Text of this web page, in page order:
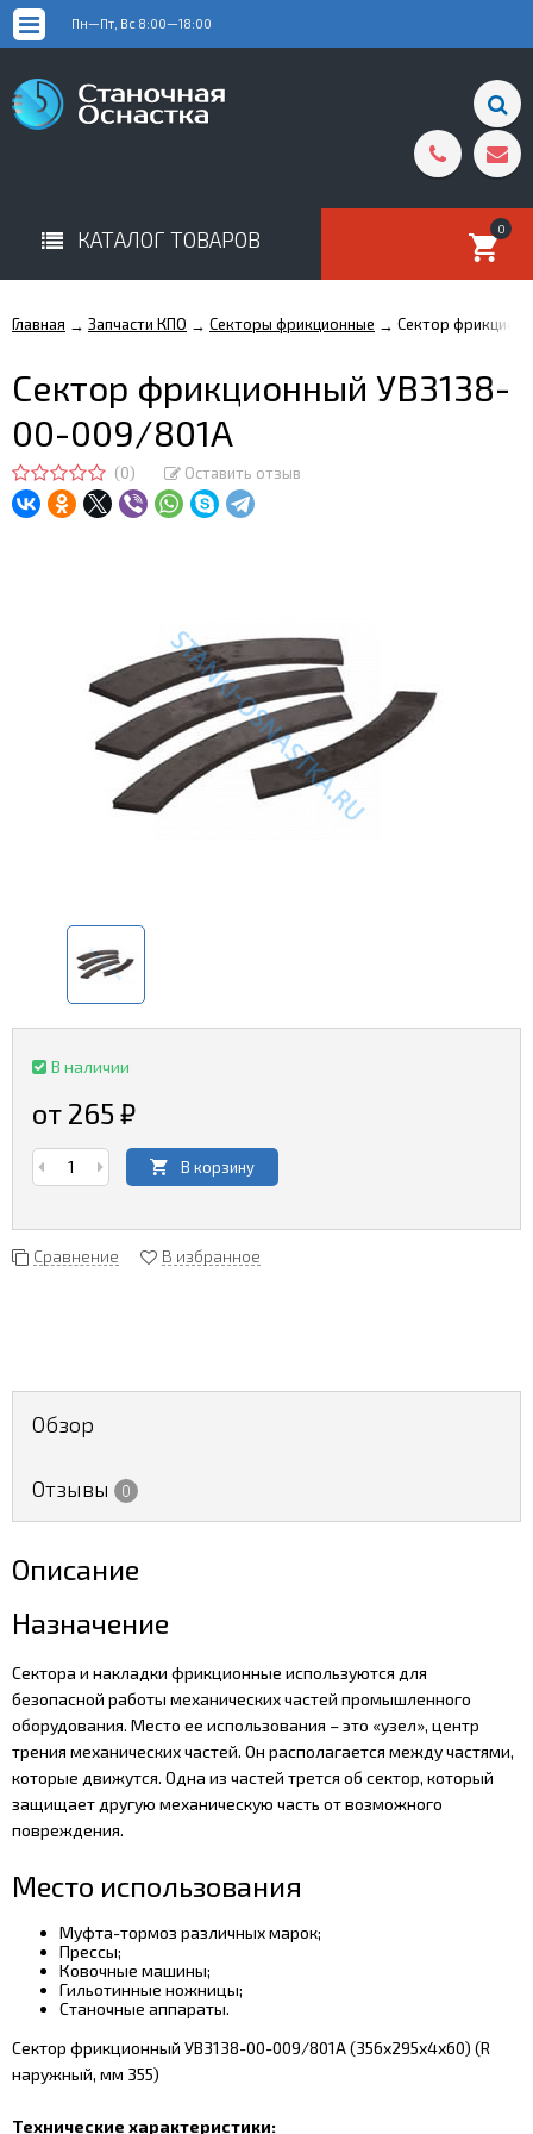
Пн—Пт, Вс 8:00—18:00
КАТАЛОГ ТОВАРОВ 0
Главная → Запчасти КПО → Секторы фрикционные → Сектор
Сектор фрикционный УВ3138-
00-009/801А
(0) Оставить отзыв
В наличии
от 265 ₽
В корзину
Сравнение В избранное
Обзор
Отзывы 0
Описание
Назначение
Сектора и накладки фрикционные используются для
безопасной работы механических частей промышленного
оборудования. Место ее использования – это «узел», центр
трения механических частей. Он располагается между частями,
которые движутся. Одна из частей трется об сектор, который
защищает другую механическую часть от возможного
повреждения.
Место использования
Муфта-тормоз различных марок;
Прессы;
Ковочные машины;
Гильотинные ножницы;
Станочные аппараты.
Сектор фрикционный УВ3138-00-009/801А (356х295х4х60) (R
наружный, мм 355)
Технические характеристики: